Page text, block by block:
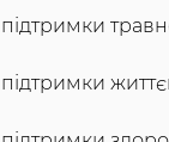
підтримки
підтримки